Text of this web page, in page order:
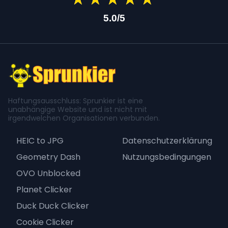
5.0/5
Haftungsausschluss: Sprunkier ist eine
unabhängige Website und ist nicht mit
irgendwelchen Organisationen verbunden.
HEIC to JPG
Geometry Dash
OVO Unblocked
Planet Clicker
Duck Duck Clicker
Cookie Clicker
Datenschutzerklärung
Nutzungsbedingungen